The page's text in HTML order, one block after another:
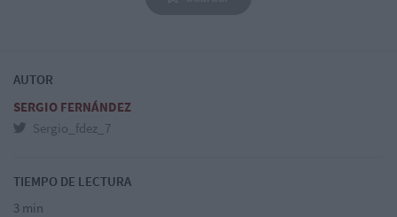
AUTOR
SERGIO FERNÁNDEZ
Sergio_fdez_7
TIEMPO DE LECTURA
3 min